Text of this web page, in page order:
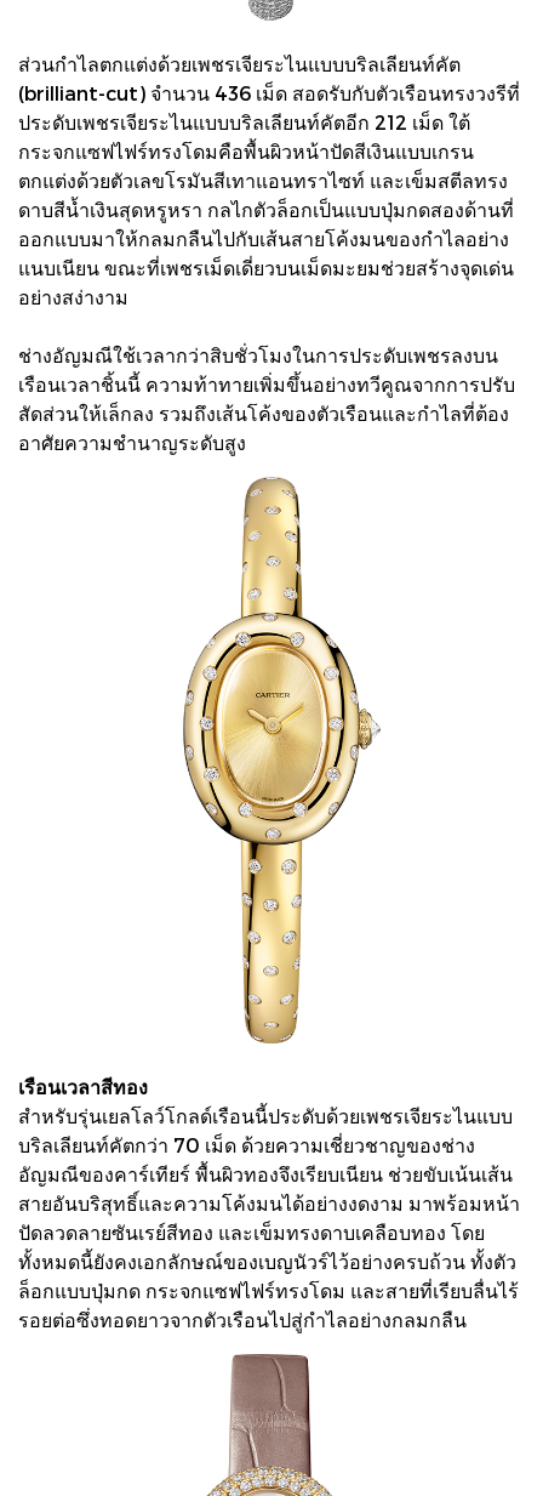
ส่วนกำไลตกแต่งด้วยเพชรเจียระไนแบบบริลเลียนท์คัต
(brilliant-cut) จำนวน 436 เม็ด สอดรับกับตัวเรือนทรงวงรีที่
ประดับเพชรเจียระไนแบบบริลเลียนท์คัตอีก 212 เม็ด ใต้
กระจกแซฟไฟร์ทรงโดมคือพื้นผิวหน้าปัดสีเงินแบบเกรน
ตกแต่งด้วยตัวเลขโรมันสีเทาแอนทราไซท์ และเข็มสตีลทรง
ดาบสีน้ำเงินสุดหรูหรา กลไกตัวล็อกเป็นแบบปุ่มกดสองด้านที่
ออกแบบมาให้กลมกลืนไปกับเส้นสายโค้งมนของกำไลอย่าง
แนบเนียน ขณะที่เพชรเม็ดเดี่ยวบนเม็ดมะยมช่วยสร้างจุดเด่น
อย่างสง่างาม
ช่างอัญมณีใช้เวลากว่าสิบชั่วโมงในการประดับเพชรลงบน
เรือนเวลาชิ้นนี้ ความท้าทายเพิ่มขึ้นอย่างทวีคูณจากการปรับ
สัดส่วนให้เล็กลง รวมถึงเส้นโค้งของตัวเรือนและกำไลที่ต้อง
อาศัยความชำนาญระดับสูง
เรือนเวลาสีทอง
สำหรับรุ่นเยลโลว์โกลด์เรือนนี้ประดับด้วยเพชรเจียระไนแบบ
บริลเลียนท์คัตกว่า 70 เม็ด ด้วยความเชี่ยวชาญของช่าง
อัญมณีของคาร์เทียร์ พื้นผิวทองจึงเรียบเนียน ช่วยขับเน้นเส้น
สายอันบริสุทธิ์และความโค้งมนได้อย่างงดงาม มาพร้อมหน้า
ปัดลวดลายซันเรย์สีทอง และเข็มทรงดาบเคลือบทอง โดย
ทั้งหมดนี้ยังคงเอกลักษณ์ของเบญนัวร์ไว้อย่างครบถ้วน ทั้งตัว
ล็อกแบบปุ่มกด กระจกแซฟไฟร์ทรงโดม และสายที่เรียบลื่นไร้
รอยต่อซึ่งทอดยาวจากตัวเรือนไปสู่กำไลอย่างกลมกลืน